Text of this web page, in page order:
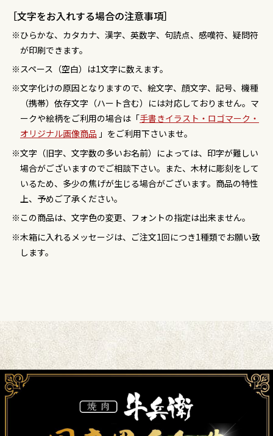
［文字をお入れする場合の注意事項］
ひらかな、カタカナ、漢字、英数字、句読点、感嘆符、疑問符
が印刷できます。
スペース（空白）は1文字に数えます。
文字化けの原因となりますので、絵文字、顔文字、記号、機種
（携帯）依存文字（ハート含む）には対応しておりません。マ
ークや絵柄をご利用の場合は「手書きイラスト・ロゴマーク・
オリジナル画像商品 」をご利用下さいませ。
文字（旧字、文字数の多いお名前）によっては、印字が難しい
場合がございますのでご相談下さい。また、木材に彫刻をして
いるため、多少の焦げが生じる場合がございます。商品の特性
上、予めご了承ください。
この商品は、文字色の変更、フォントの指定は出来ません。
木箱に入れるメッセージは、ご注文1回につき1種類でお願い致
します。